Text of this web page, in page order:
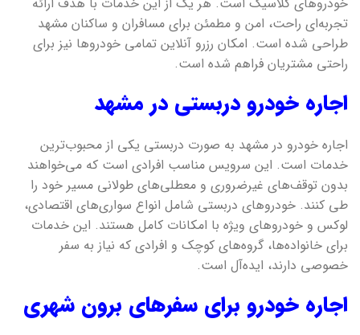
تجربه‌ای راحت، امن و مطمئن برای مسافران و ساکنان مشهد
طراحی شده است. امکان رزرو آنلاین تمامی خودروها نیز برای
راحتی مشتریان فراهم شده است.
اجاره خودرو دربستی در مشهد
اجاره خودرو در مشهد به صورت دربستی یکی از محبوب‌ترین
خدمات است. این سرویس مناسب افرادی است که می‌خواهند
بدون توقف‌های غیرضروری و معطلی‌های طولانی مسیر خود را
طی کنند. خودروهای دربستی شامل انواع سواری‌های اقتصادی،
لوکس و خودروهای ویژه با امکانات کامل هستند. این خدمات
برای خانواده‌ها، گروه‌های کوچک و افرادی که نیاز به سفر
خصوصی دارند، ایده‌آل است.
اجاره خودرو برای سفرهای برون شهری